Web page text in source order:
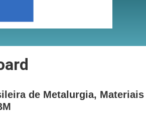
de Metalurgia, Materiais